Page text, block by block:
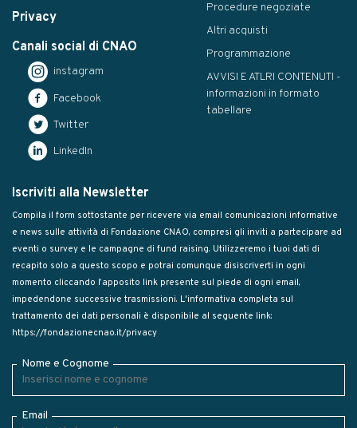
Privacy
Canali social di CNAO
instagram
Facebook
Twitter
LinkedIn
Procedure negoziate
Altri acquisti
Programmazione
AVVISI E ATLRI CONTENUTI -
informazioni in formato
tabellare
Iscriviti alla Newsletter
Compila il form sottostante per ricevere via email comunicazioni informative
e news sulle attività di Fondazione CNAO, compresi gli inviti a partecipare ad
eventi o survey e le campagne di fund raising. Utilizzeremo i tuoi dati di
recapito solo a questo scopo e potrai comunque disiscriverti in ogni
momento cliccando l’apposito link presente sul piede di ogni email,
impedendone successive trasmissioni. L'informativa completa sul
trattamento dei dati personali è disponibile al seguente link:
https://fondazionecnao.it/privacy
Nome e Cognome
Email